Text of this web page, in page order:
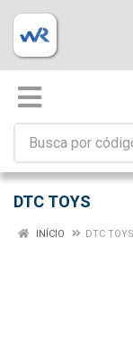
DTC TOYS
INÍCIO DTC TOYS